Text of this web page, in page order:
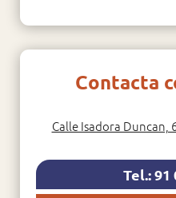
Contacta
Calle Isadora Duncan,
Tel.: 91